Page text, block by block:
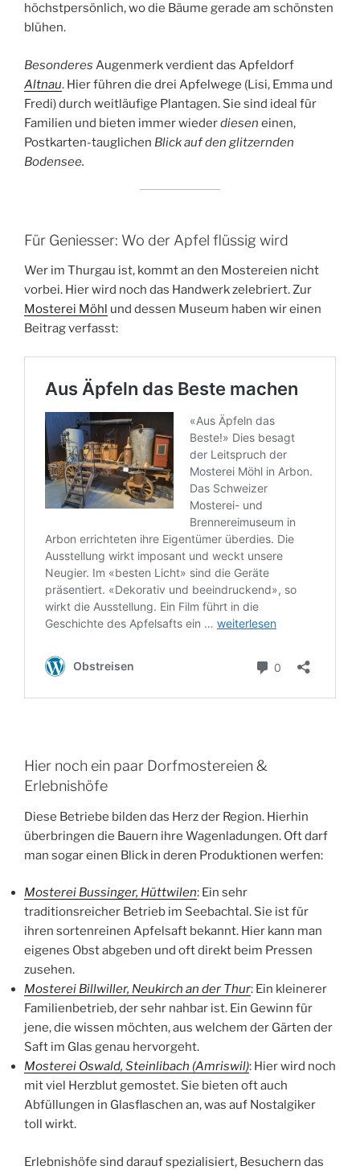
höchstpersönlich, wo die Bäume gerade am schönsten
blühen.
Besonderes Augenmerk verdient das Apfeldorf
Altnau. Hier führen die drei Apfelwege (Lisi, Emma und
Fredi) durch weitläufige Plantagen. Sie sind ideal für
Familien und bieten immer wiederdiesen einen,
Postkarten-tauglichen Blick auf den glitzernden
Bodensee.
Für Geniesser: Wo der Apfel flüssig wird
Wer im Thurgau ist, kommt an den Mostereien nicht
vorbei. Hier wird noch das Handwerk zelebriert. Zur
Mosterei Möhl und dessen Museum haben wir einen
Beitrag verfasst:
Hier noch ein paar Dorfmostereien &
Erlebnishöfe
Diese Betriebe bilden das Herz der Region. Hierhin
überbringen die Bauern ihre Wagenladungen. Oft darf
man sogar einen Blick in deren Produktionen werfen:
Mosterei Bussinger, Hüttwilen: Ein sehr
traditionsreicher Betrieb im Seebachtal. Sie ist für
ihren sortenreinen Apfelsaft bekannt. Hier kann man
eigenes Obst abgeben und oft direkt beim Pressen
zusehen.
Mosterei Billwiller, Neukirch an der Thur: Ein kleinerer
Familienbetrieb, der sehr nahbar ist. Ein Gewinn für
jene, die wissen möchten, aus welchem der Gärten der
Saft im Glas genau hervorgeht.
Mosterei Oswald, Steinlibach (Amriswil): Hier wird noch
mit viel Herzblut gemostet. Sie bieten oft auch
Abfüllungen in Glasflaschen an, was auf Nostalgiker
toll wirkt.
Erlebnishöfe sind darauf spezialisiert, Besuchern das